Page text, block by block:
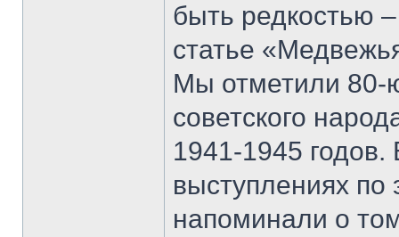
быть редкостью
статье
Мы отметили 80-
советского
1941-1945 годов.
выступлениях по
напоминали о